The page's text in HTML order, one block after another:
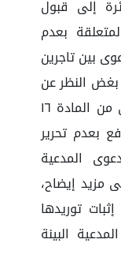
إلى قبول
بعدم
بين تاجرين
النظر عن
قيمة المطالبة وفقا للفقرة الأولى من المادة ١٦
بعدم تحرير
المدعية
مزيد إيضاح،
توريدها
البينة